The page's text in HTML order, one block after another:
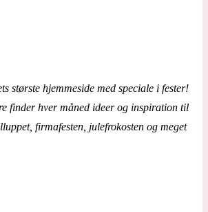
største hjemmeside med speciale i fester!
finder hver måned ideer og inspiration til
firmafesten, julefrokosten og meget